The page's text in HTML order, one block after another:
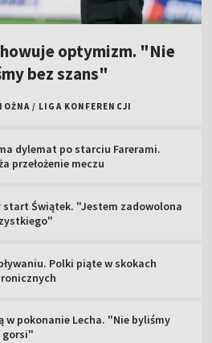
optymizm. "Nie
bez szans"
/ LIGA KONFERENCJI
dylemat po starciu Farerami.
przełożenie meczu
start Świątek. "Jestem zadowolona
Polki piąte w skokach
w pokonanie Lecha. "Nie byliśmy
gorsi"